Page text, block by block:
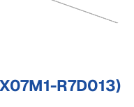
R7D013)